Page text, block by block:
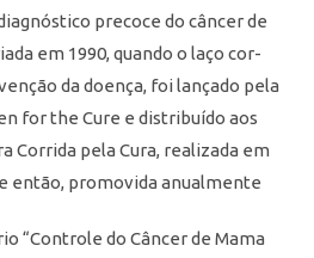
precoce do câncer de
em 1990, quando o laço cor-
da doença, foi lançado pela
for the Cure e distribuído aos
Corrida pela Cura, realizada em
então, promovida anualmente
“Controle do Câncer de Mama